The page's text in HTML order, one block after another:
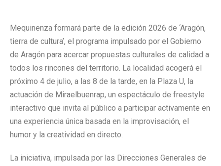
Mequinenza formará parte de la edición 2026 de ‘Aragón,
tierra de cultura’, el programa impulsado por el Gobierno
de Aragón para acercar propuestas culturales de calidad a
todos los rincones del territorio. La localidad acogerá el
próximo 4 de julio, a las 8 de la tarde, en la Plaza U, la
actuación de Miraelbuenrap, un espectáculo de freestyle
interactivo que invita al público a participar activamente en
una experiencia única basada en la improvisación, el
humor y la creatividad en directo.
La iniciativa, impulsada por las Direcciones Generales de